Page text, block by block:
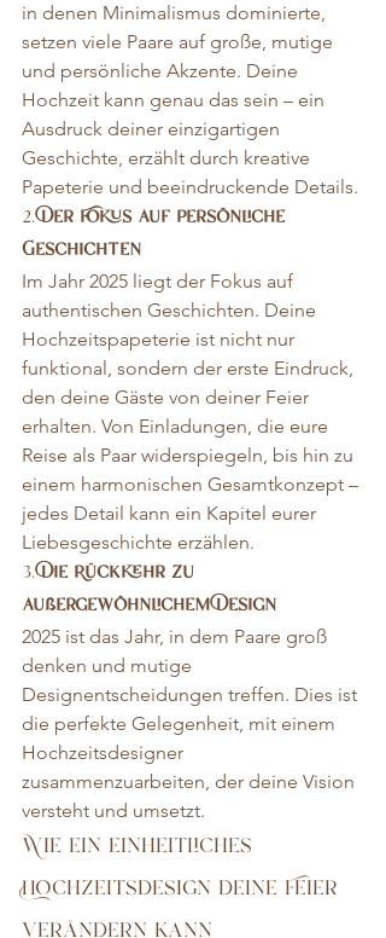
in denen Minimalismus dominierte,
setzen viele Paare auf große, mutige
und persönliche Akzente. Deine
Hochzeit kann genau das sein – ein
Ausdruck deiner einzigartigen
Geschichte, erzählt durch kreative
Papeterie und beeindruckende Details.
2. Der Fokus auf persönliche
Geschichten
Im Jahr 2025 liegt der Fokus auf
authentischen Geschichten. Deine
Hochzeitspapeterie ist nicht nur
funktional, sondern der erste Eindruck,
den deine Gäste von deiner Feier
erhalten. Von Einladungen, die eure
Reise als Paar widerspiegeln, bis hin zu
einem harmonischen Gesamtkonzept –
jedes Detail kann ein Kapitel eurer
Liebesgeschichte erzählen.
3. Die Rückkehr zu
außergewöhnlichem Design
2025 ist das Jahr, in dem Paare groß
denken und mutige
Designentscheidungen treffen. Dies ist
die perfekte Gelegenheit, mit einem
Hochzeitsdesigner
zusammenzuarbeiten, der deine Vision
versteht und umsetzt.
Wie ein einheitliches
Hochzeitsdesign deine Feier
verändern kann